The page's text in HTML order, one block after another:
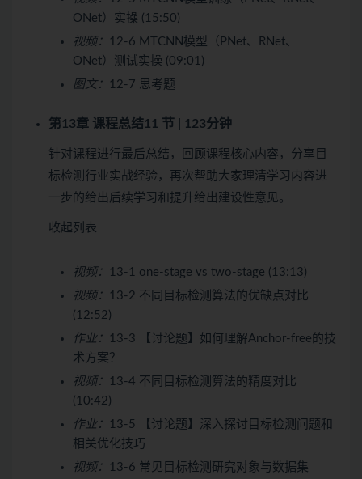
ONet）实操 (15:50)
视频：
12-6 MTCNN模型（PNet、RNet、
ONet）测试实操 (09:01)
图文：
12-7 思考题
第13章 课程总结11 节 | 123分钟
针对课程进行最后总结，回顾课程核心内容，分享目
标检测行业实战经验，再次帮助大家理清学习内容进
一步的给出后续学习和提升给出建设性意见。
收起列表
视频：
13-1 one-stage vs two-stage (13:13)
视频：
13-2 不同目标检测算法的优缺点对比
(12:52)
作业：
13-3 【讨论题】如何理解Anchor-free的技
术方案？
视频：
13-4 不同目标检测算法的精度对比
(10:42)
作业：
13-5 【讨论题】深入探讨目标检测问题和
相关优化技巧
视频：
13-6 常见目标检测研究对象与数据集